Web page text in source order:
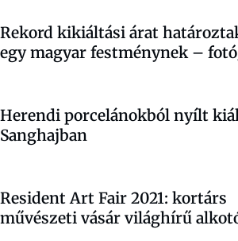
Rekord kikiáltási árat
egy magyar festménynek –
Herendi porcelánokból nyílt
Sanghajban
Resident Art Fair 2021: kortárs
művészeti vásár világhírű